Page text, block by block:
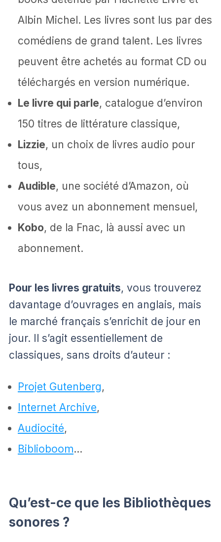
Albin Michel. Les livres sont lus par des
comédiens de grand talent. Les livres
peuvent être achetés au format CD ou
téléchargés en version numérique.
Le livre qui parle, catalogue d’environ
150 titres de littérature classique,
Lizzie, un choix de livres audio pour
tous,
Audible, une société d’Amazon, où
vous avez un abonnement mensuel,
Kobo, de la Fnac, là aussi avec un
abonnement.
Pour les livres gratuits, vous trouverez
davantage d’ouvrages en anglais, mais
le marché français s’enrichit de jour en
jour. Il s’agit essentiellement de
classiques, sans droits d’auteur :
Projet Gutenberg,
Internet Archive,
Audiocité,
Biblioboom…
Qu’est-ce que les Bibliothèques
sonores ?